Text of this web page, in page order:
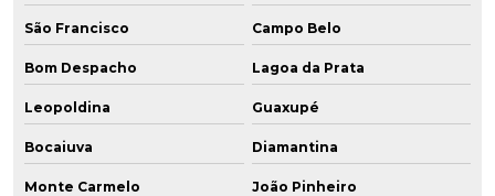
São Francisco Campo Belo
Bom Despacho Lagoa da Prata
Leopoldina Guaxupé
Bocaiuva Diamantina
Monte Carmelo João Pinheiro